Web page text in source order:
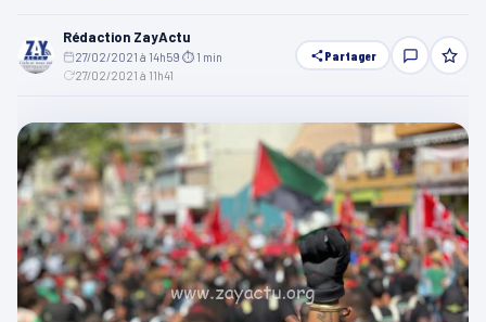
Rédaction ZayActu
27/02/2021 à 14h59 ⏱ 1 min
27/02/2021 à 11h41
Partager